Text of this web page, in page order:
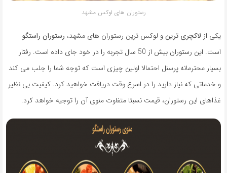
رستوران های لوکس مشهد
یکی از لاکچری ترینو لوکس ترین رستوران های مشهد، رستوران راستگو
است. این رستوران بیش از 50 سال تجربه را در خود جای داده است. رفتار
بسیار محترمانه پرسنل احتمالا اولین چیزی است که توجه شما را جلب می کند
و خدماتی که نیاز دارید را در اسرع وقت دریافت خواهید کرد. کیفیت بی نظیر
غذاهای این رستوران، قیمت نسبتا متفاوت منوی آن را توجیه خواهد کرد.